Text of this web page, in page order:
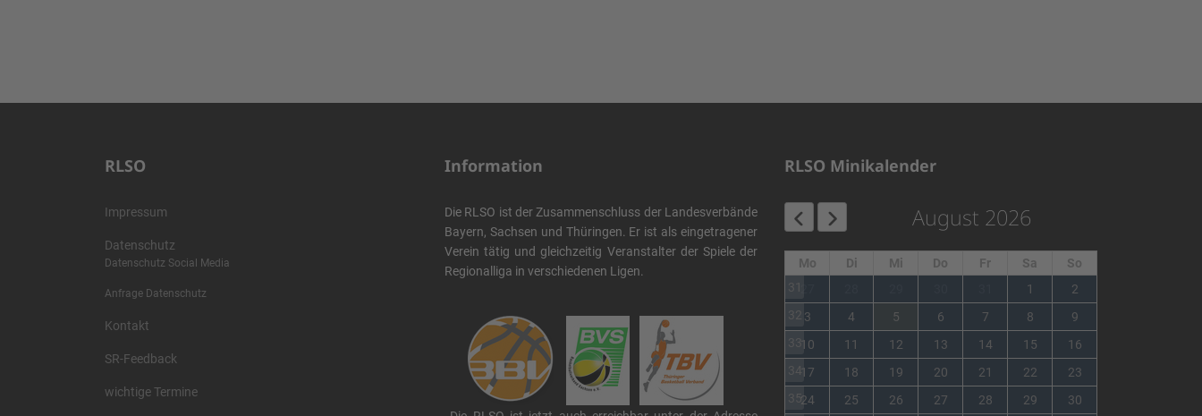
RLSO
Impressum
Datenschutz
Datenschutz Social Media
Anfrage Datenschutz
Kontakt
SR-Feedback
wichtige Termine
Information
Die RLSO ist der Zusammenschluss der Landesverbände
Bayern, Sachsen und Thüringen. Er ist als eingetragener
Verein tätig und gleichzeitig Veranstalter der Spiele der
Regionalliga in verschiedenen Ligen.
RLSO Minikalender
August 2026
Mo Di Mi Do Fr Sa
So
31
1
2
32 3 4 5 6 7 8
9
3310 11 12 13 14 15
16
3417 18 19 20 21 22
23
3524 25 26 27 28 29 30